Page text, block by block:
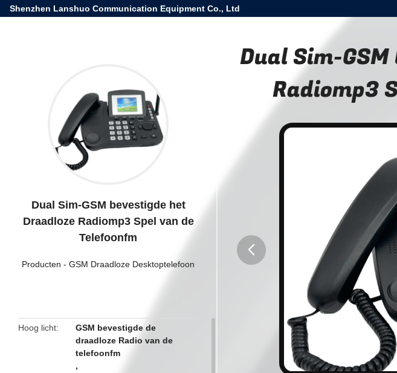
Shenzhen Lanshuo Communication Equipment Co., Ltd
Dual Sim-GSM bevestigde het
Draadloze Radiomp3 Spel van de
Telefoonfm
Producten - GSM Draadloze Desktoptelefoon
Hoog licht
GSM bevestigde de
draadloze Radio van de
telefoonfm
,
Dual Sim-
Radiomp3